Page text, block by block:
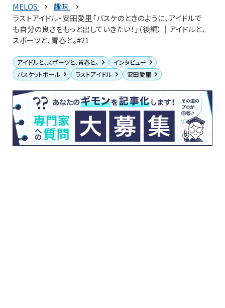
MELOS
趣味
ラストアイドル・安田愛里「バスケのときのように、アイドルで
も自分の良さをもっと出していきたい！」（後編）│アイドルと、
スポーツと、青春と。#21
アイドルと、スポーツと、青春と。
インタビュー
バスケットボール
ラストアイドル 安田愛里